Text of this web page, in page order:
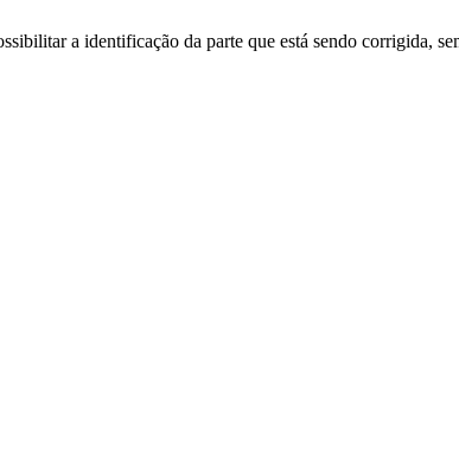
a identificação da parte que está sendo corrigida,